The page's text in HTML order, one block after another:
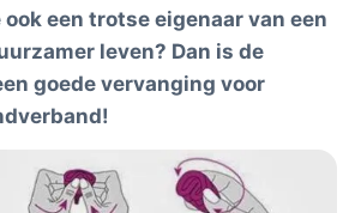
een trotse eigenaar van een
leven? Dan is de
goede vervanging voor